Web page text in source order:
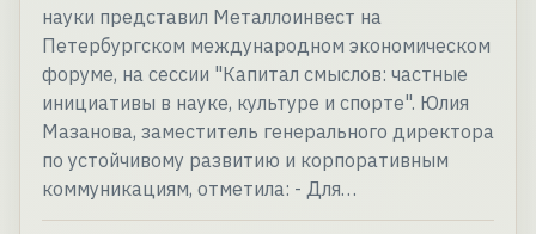
науки представил Металлоинвест на
Петербургском международном экономическом
форуме, на сессии "Капитал смыслов: частные
инициативы в науке, культуре и спорте". Юлия
Мазанова, заместитель генерального директора
по устойчивому развитию и корпоративным
коммуникациям, отметила: - Для…